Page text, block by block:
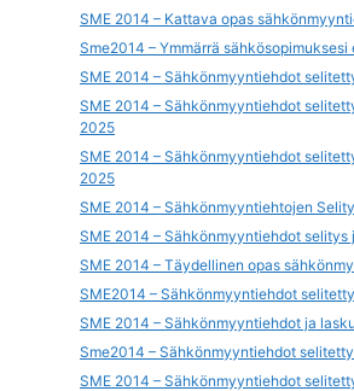
SME 2014 – Kattava opas
Sme2014 – Ymmärrä sähkösopimuksesi
SME 2014 – Sähkönmyyntiehdot
SME 2014 – Sähkönmyyntiehdot
2025
SME 2014 – Sähkönmyyntiehdot
2025
SME 2014 – Sähkönmyyntiehtojen
SME 2014 – Sähkönmyyntiehdot selitys
SME 2014 – Täydellinen opas
SME2014 – Sähkönmyyntiehdot
SME 2014 – Sähkönmyyntiehdot ja
Sme2014 – Sähkönmyyntiehdot
SME 2014 – Sähkönmyyntiehdot